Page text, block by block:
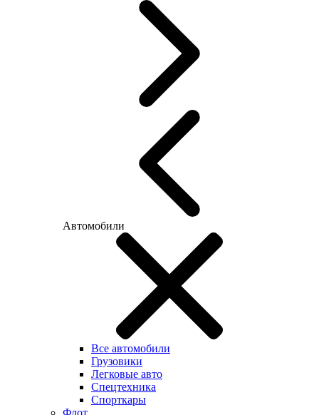
Автомобили
Все автомобили
Грузовики
Легковые авто
Спецтехника
Спорткары
Флот